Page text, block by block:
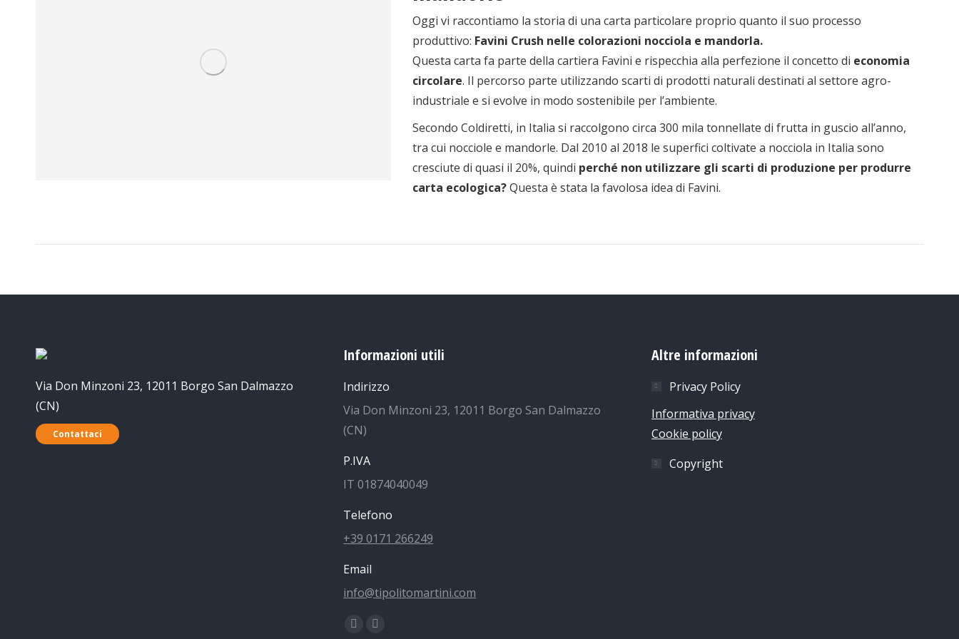
Oggi vi raccontiamo la storia di una carta particolare proprio quanto il suo processo
produttivo: Favini Crush nelle colorazioni nocciola e mandorla.
Questa carta fa parte della cartiera Favini e rispecchia alla perfezione il concetto di economia
circolare. Il percorso parte utilizzando scarti di prodotti naturali destinati al settore agro-
industriale e si evolve in modo sostenibile per l’ambiente.
Secondo Coldiretti, in Italia si raccolgono circa 300 mila tonnellate di frutta in guscio all’anno,
tra cui nocciole e mandorle. Dal 2010 al 2018 le superfici coltivate a nocciola in Italia sono
cresciute di quasi il 20%, quindi perché non utilizzare gli scarti di produzione per produrre
carta ecologica? Questa è stata la favolosa idea di Favini.
Via Don Minzoni 23, 12011 Borgo San Dalmazzo
(CN)
Contattaci
Informazioni utili
Indirizzo
Via Don Minzoni 23, 12011 Borgo San Dalmazzo
(CN)
P.IVA
IT 01874040049
Telefono
+39 0171 266249
Email
info@tipolitomartini.com
Find us on:
FacebookInstagram
Altre informazioni
Privacy Policy
Informativa privacy
Cookie policy
Copyright